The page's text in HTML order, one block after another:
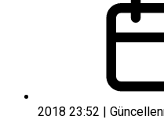
2018 23:52 |